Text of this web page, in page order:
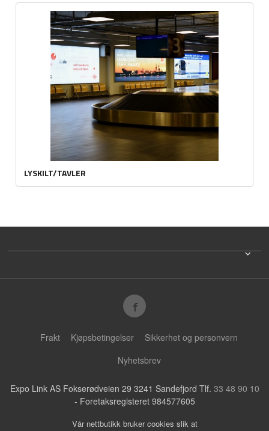
LYSKILT/TAVLER
Frakt Kjøpsbetingelser
Sikkerhet og personvern
Nyhetsbrev
Expo Link AS Fokserødveien 29 3241 Sandefjord Tlf. 33 48 90 10
- Foretaksregisteret 984577605
Vår nettbutikk bruker cookies slik at